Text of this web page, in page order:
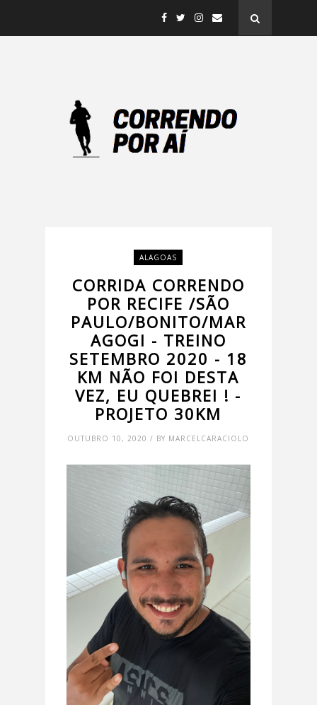
ALAGOAS
CORRIDA CORRENDO
POR RECIFE /SÃO
PAULO/BONITO/MAR
AGOGI - TREINO
SETEMBRO 2020 - 18
KM NÃO FOI DESTA
VEZ, EU QUEBREI ! -
PROJETO 30KM
OUTUBRO 10, 2020 / BY MARCELCARACIOLO